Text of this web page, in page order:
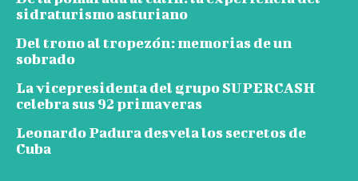
sidraturismo asturiano
Del trono al tropezón: memorias de un
sobrado
La vicepresidenta del grupo SUPERCASH
celebra sus 92 primaveras
Leonardo Padura desvela los secretos de
Cuba